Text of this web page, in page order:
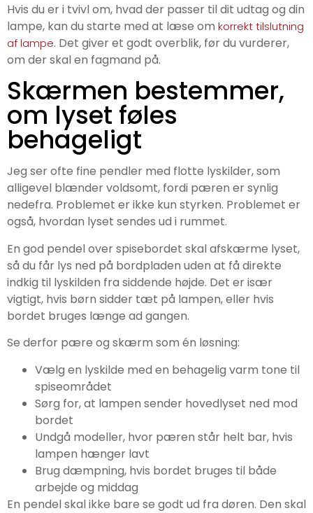
Hvis du er i tvivl om, hvad der passer til dit udtag og din
lampe, kan du starte med at læse om korrekt tilslutning
af lampe. Det giver et godt overblik, før du vurderer,
om der skal en fagmand på.
Skærmen bestemmer,
om lyset føles
behageligt
Jeg ser ofte fine pendler med flotte lyskilder, som
alligevel blænder voldsomt, fordi pæren er synlig
nedefra. Problemet er ikke kun styrken. Problemet er
også, hvordan lyset sendes ud i rummet.
En god pendel over spisebordet skal afskærme lyset,
så du får lys ned på bordpladen uden at få direkte
indkig til lyskilden fra siddende højde. Det er især
vigtigt, hvis børn sidder tæt på lampen, eller hvis
bordet bruges længe ad gangen.
Se derfor pære og skærm som én løsning:
Vælg en lyskilde med en behagelig varm tone til
spiseområdet
Sørg for, at lampen sender hovedlyset ned mod
bordet
Undgå modeller, hvor pæren står helt bar, hvis
lampen hænger lavt
Brug dæmpning, hvis bordet bruges til både
arbejde og middag
En pendel skal ikke bare se godt ud fra døren. Den skal